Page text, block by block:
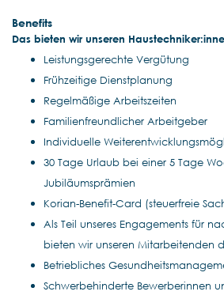
Benefits
Das bieten wir unseren
Leistungsgerechte Vergütung
Frühzeitige Dienstplanung
Regelmäßige Arbeitszeiten
Familienfreundlicher Arbeitgeber
Individuelle
30 Tage Urlaub bei einer 5 Tage
Jubiläumsprämien
Korian-Benefit-Card (steuerfreie
Als Teil unseres Engagements für
bieten wir unseren Mitarbeitenden
Betriebliches
Schwerbehinderte Bewerberinnen